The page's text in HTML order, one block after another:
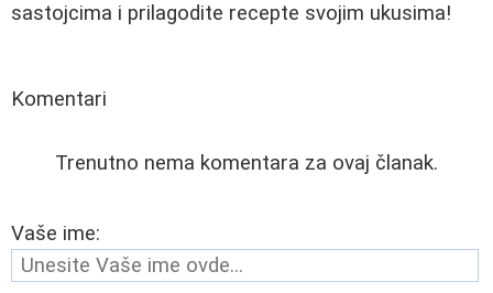
sastojcima i prilagodite recepte svojim ukusima!
Komentari
Trenutno nema komentara za ovaj članak.
Vaše ime: